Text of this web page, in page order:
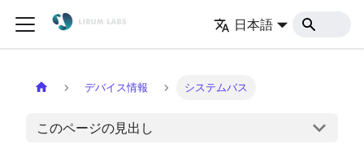
日本語 ホーム
デバイス情報 システムバス
このページの見出し